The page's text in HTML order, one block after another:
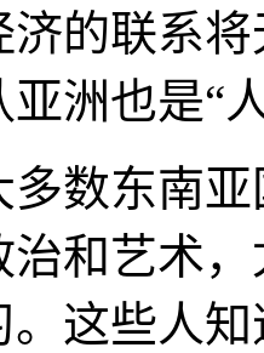
济的联系
洲也是“
多数东南
治和艺术
。这些人